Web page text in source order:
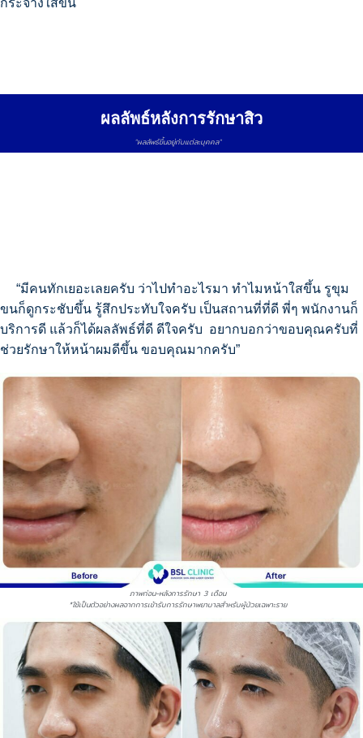
กระจ่างใสขึ้น
ผลลัพธ์หลังการรักษาสิว
"ผลลัพธ์ขึ้นอยู่กับแต่ละบุคคล"
“มีคนทักเยอะเลยครับ ว่าไปทำอะไรมา ทำไมหน้าใสขึ้น รูขุม
ขนก็ดูกระชับขึ้น รู้สึกประทับใจครับ เป็นสถานที่ที่ดี พี่ๆ พนักงานก็
บริการดี แล้วก็ได้ผลลัพธ์ที่ดี ดีใจครับ อยากบอกว่าขอบคุณครับที่
ช่วยรักษาให้หน้าผมดีขึ้น ขอบคุณมากครับ”
ภาพก่อน-หลังการรักษา 3 เดือน
*ใช้เป็นตัวอย่างผลจากการเข้ารับการรักษาพยาบาลสำหรับผู้ป่วยเฉพาะราย